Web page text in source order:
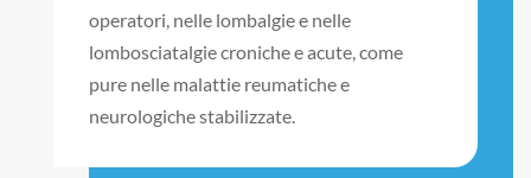
operatori, nelle lombalgie e nelle
lombosciatalgie croniche e acute, come
pure nelle malattie reumatiche e
neurologiche stabilizzate.